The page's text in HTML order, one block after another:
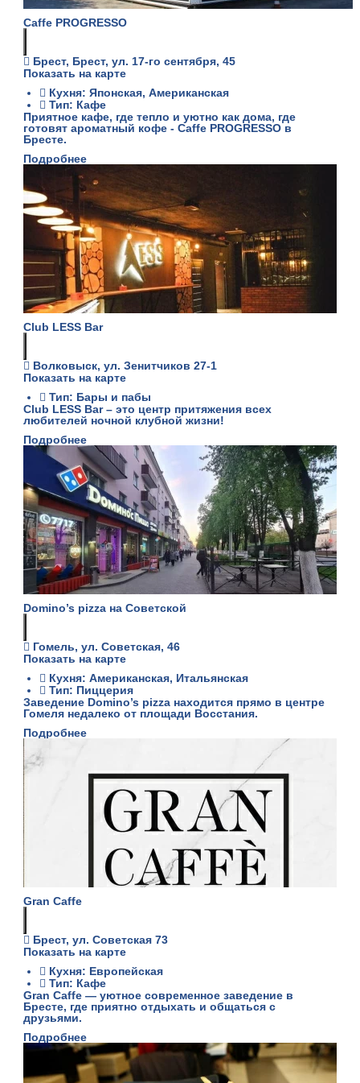
Caffe PROGRESSO
Брест, Брест, ул. 17-го сентября, 45
Показать на карте
Кухня: Японская, Американская
Тип: Кафе
Приятное кафе, где тепло и уютно как дома, где
готовят ароматный кофе - Caffe PROGRESSO в
Бресте.
Подробнее
Club LESS Bar
Волковыск, ул. Зенитчиков 27-1
Показать на карте
Тип: Бары и пабы
Club LESS Bar – это центр притяжения всех
любителей ночной клубной жизни!
Подробнее
Domino’s pizza на Советской
Гомель, ул. Советская, 46
Показать на карте
Кухня: Американская, Итальянская
Тип: Пиццерия
Заведение Domino’s pizza находится прямо в центре
Гомеля недалеко от площади Восстания.
Подробнее
Gran Caffe
Брест, ул. Советская 73
Показать на карте
Кухня: Европейская
Тип: Кафе
Gran Caffe — уютное современное заведение в
Бресте, где приятно отдыхать и общаться с
друзьями.
Подробнее